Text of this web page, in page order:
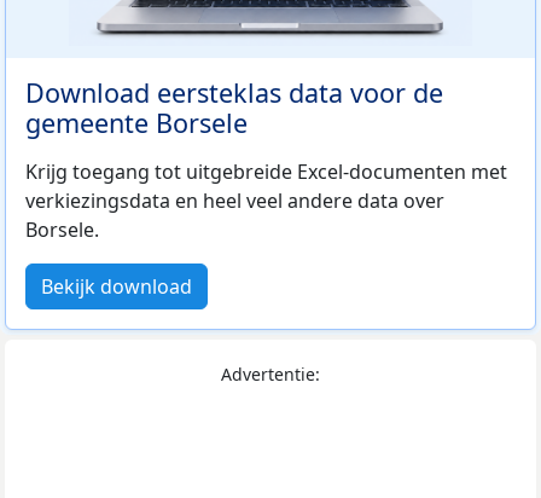
Download eersteklas data voor de
gemeente Borsele
Krijg toegang tot uitgebreide Excel-documenten met
verkiezingsdata en heel veel andere data over
Borsele.
Bekijk download
Advertentie: